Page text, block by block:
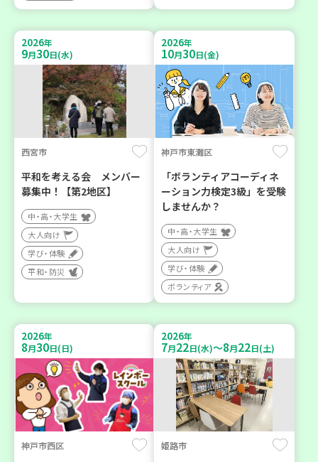
2026年
9月30日(水)
西宮市
平和を考える会 メンバー
募集中！【第2地区】
中・高・大学生
大人向け
学び・体験
平和・防災
2026年
10月30日(金)
神戸市東灘区
「ボランティアコーディネ
ーション力検定3級」を受験
しませんか？
中・高・大学生
大人向け
学び・体験
ボランティア
2026年
8月30日(日)
神戸市西区
2026年
7月22日(水)～8月22日(土)
姫路市